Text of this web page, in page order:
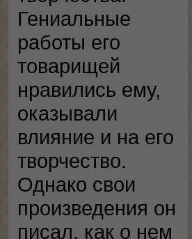
Гениальные
работы его
товарищей
нравились ему,
оказывали
влияние и на его
творчество.
Однако свои
произведения он
писал, как о нем